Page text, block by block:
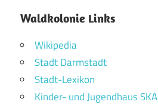
Waldkolonie Links
Wikipedia
Stadt Darmstadt
Stadt-Lexikon
Kinder- und Jugendhaus SKA